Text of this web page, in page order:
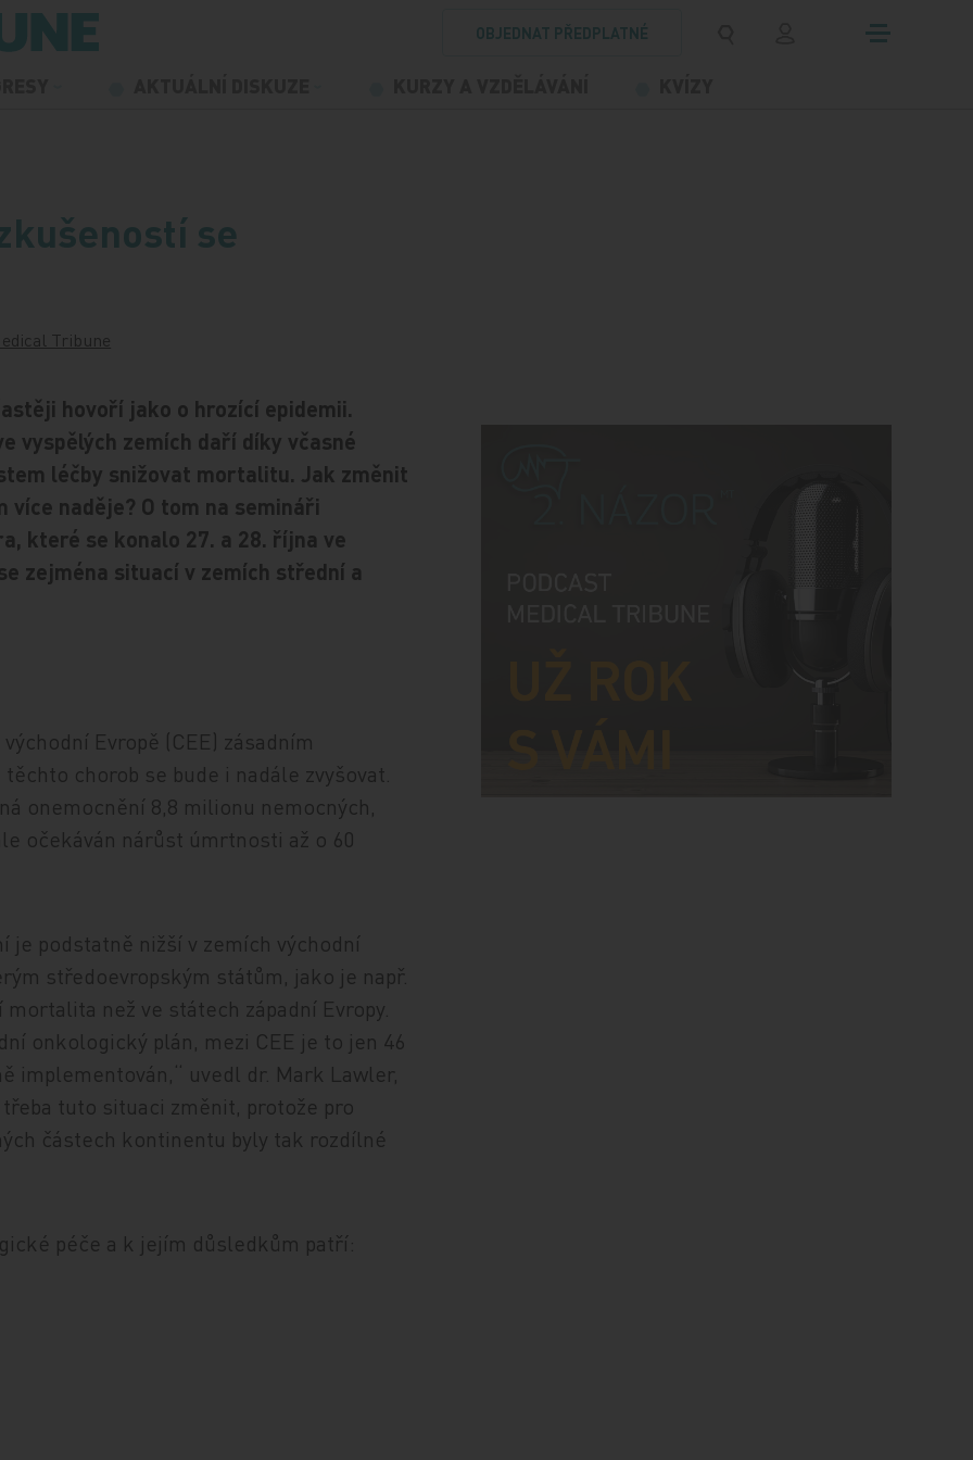
OBJEDNAT PŘEDPLATNÉ
se
Tribune
hovoří jako o hrozící epidemii.
vyspělých zemích daří díky včasné
léčby snižovat mortalitu. Jak změnit
naděje? O tom na semináři
které se konalo 27. a 28. října ve
zejména situací v zemích střední a
Evropě (CEE) zásadním
chorob se bude i nadále zvyšovat.
onemocnění 8,8 milionu nemocných,
očekáván nárůst úmrtnosti až o 60
podstatně nižší v zemích východní
středoevropským státům, jako je např.
než ve státech západní Evropy.
onkologický plán, mezi CEE je to jen 46
implementován,“ uvedl dr. Mark Lawler,
tuto situaci změnit, protože pro
částech kontinentu byly tak rozdílné
péče a k jejím důsledkům patří: